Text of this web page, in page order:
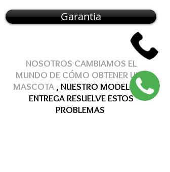
Garantia
NOSOTROS CAMBIAMOS EL
MUNDO DE CÓMO OBTENERUNA
MASCOTA , NUESTRO MODELO DE
ENTREGARESUELVEESTOS
PROBLEMAS